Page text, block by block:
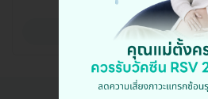
ดูรายละเอียด